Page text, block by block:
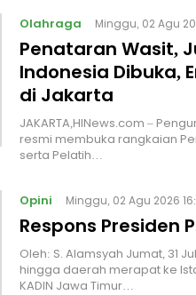
Olahraga Minggu, 02 Agu
Penataran Wasit,
Indonesia Dibuka,
di Jakarta
JAKARTA,HINews.com –
resmi membuka rangkaian
serta Pelatih…
Opini Minggu, 02 Agu 2026
Respons Presiden
Oleh: S. Alamsyah Jumat, 31
hingga daerah merapat ke
KADIN Jawa Timur…